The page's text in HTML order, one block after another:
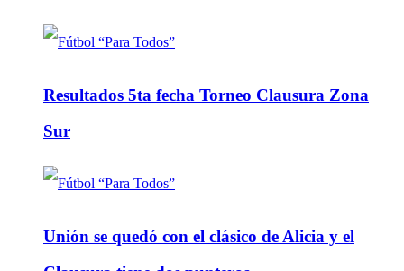
Resultados 5ta fecha Torneo Clausura Zona
Sur
Unión se quedó con el clásico de Alicia y el